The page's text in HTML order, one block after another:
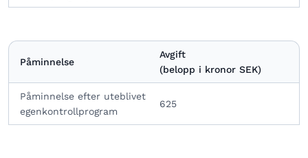
Påminnelse
Avgift
(belopp i kronor SEK)
Påminnelse efter uteblivet
egenkontrollprogram
625